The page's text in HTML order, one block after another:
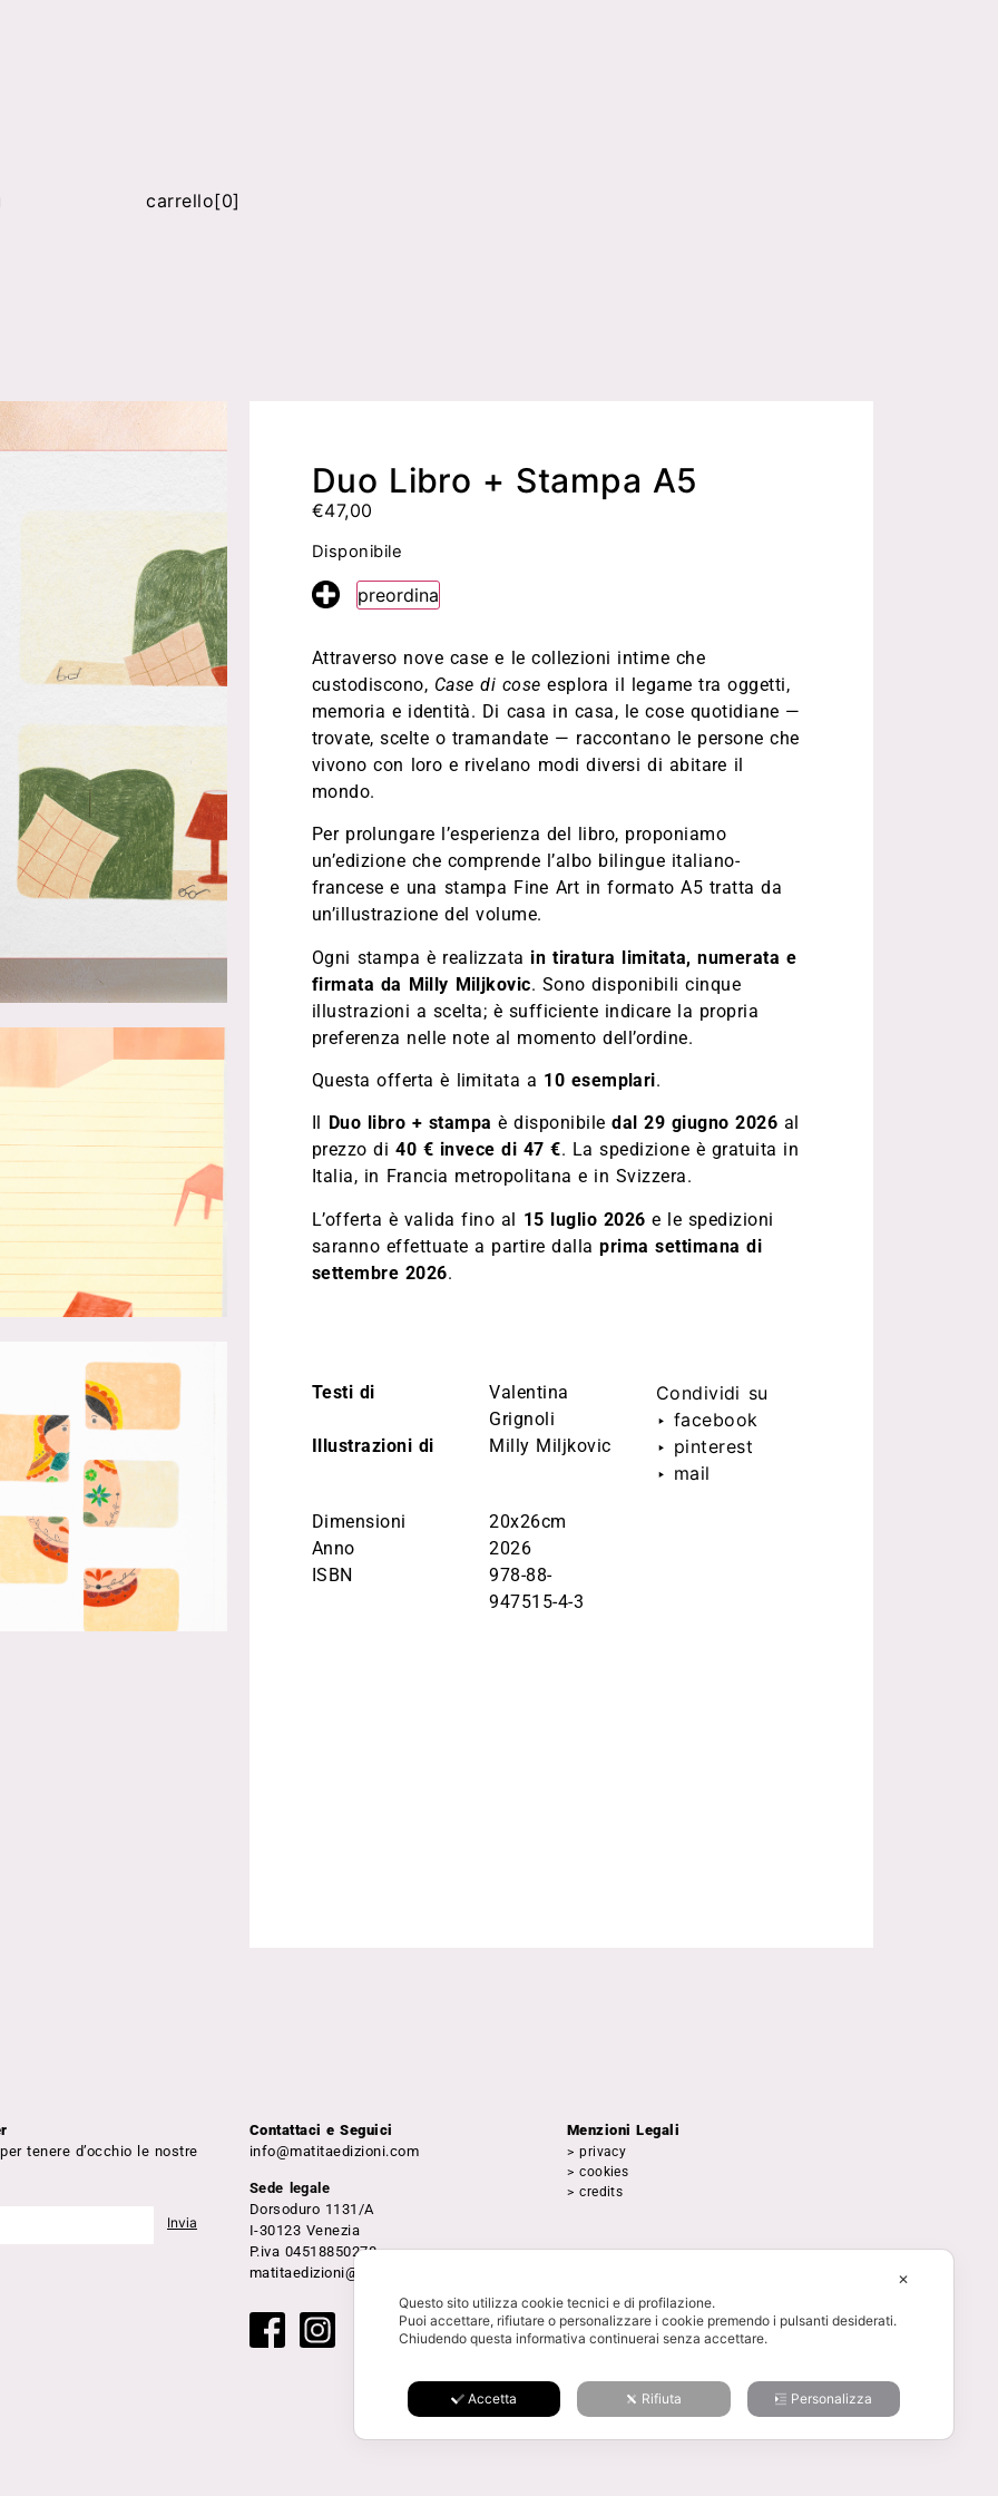
carrello[0]
Duo Libro + Stampa A5
€47,00
Disponibile
preordina
Attraverso nove case e le collezioni intime che
custodiscono, Case di cose esplora il legame tra oggetti,
memoria e identità. Di casa in casa, le cose quotidiane —
trovate, scelte o tramandate — raccontano le persone che
vivono con loro e rivelano modi diversi di abitare il
mondo.
Per prolungare l’esperienza del libro, proponiamo
un’edizione che comprende l’albo bilingue italiano-
francese e una stampa Fine Art in formato A5 tratta da
un’illustrazione del volume.
Ogni stampa è realizzata in tiratura limitata, numerata e
firmata da Milly Miljkovic. Sono disponibili cinque
illustrazioni a scelta; è sufficiente indicare la propria
preferenza nelle note al momento dell’ordine.
Questa offerta è limitata a 10 esemplari.
Duo libro + stampa è disponibiledal 29 giugno 2026 al
prezzo di40 € invece di 47 €. La spedizione è gratuita in
Italia, in Francia metropolitana e in Svizzera.
L’offerta è valida fino al 15 luglio 2026 e le spedizioni
saranno effettuate a partire dallaprima settimana di
settembre 2026.
Testi di
Illustrazioni di
Valentina
Grignoli
Milly Miljkovic
Condividi su
‣ facebook
‣ pinterest
‣ mail
Dimensioni
Anno
ISBN
20x26cm
2026
978-88-
947515-4-3
tenere d’occhio le nostre
Contattaci e Seguici
info@matitaedizioni.com
Sede legale
Dorsoduro 1131/A
I-30123 Venezia
P.iva 04518850278
matitaedizioni@pec.it
Menzioni Legali
> privacy
> cookies
> credits
✕
Questo sito utilizza cookie tecnici e di profilazione.
Puoi accettare, rifiutare o personalizzare i cookie premendo i pulsanti desiderati.
Chiudendo questa informativa continuerai senza accettare.
Accetta Rifiuta Personalizza